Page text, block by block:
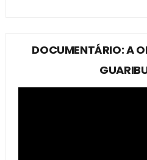
DOCUMENTÁRIO: A